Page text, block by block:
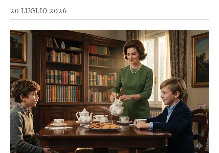
20 LUGLIO 2026